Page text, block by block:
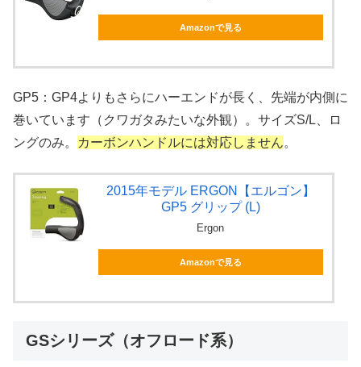
Amazonで見る
GP5：GP4よりもさらにハーエンドが長く、先端が内側に
巻いています（クワガタみたいな外観）。サイズS/L、ロ
ングのみ。
カーボンハンドルには対応しません。
2015年モデル ERGON【エルゴン】
GP5 グリップ (L)
Ergon
Amazonで見る
GSシリーズ（オフロード系）